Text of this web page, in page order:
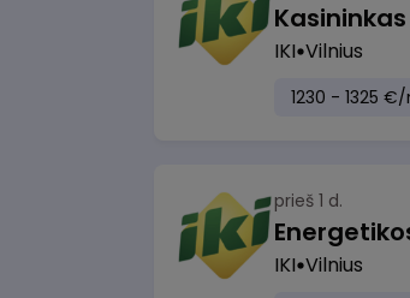
IKI Vilnius
1230 - 1325
prieš 1 d.
IKI Vilnius